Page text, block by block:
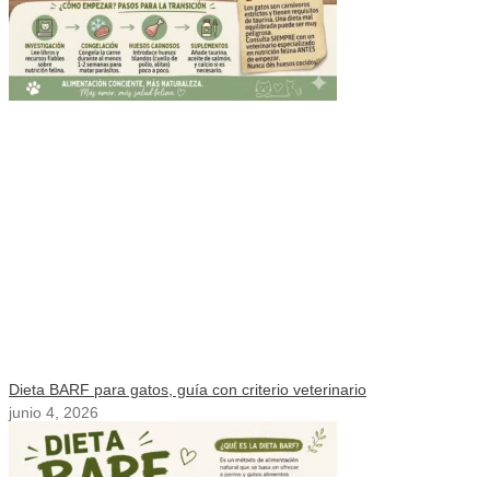
Dieta BARF para gatos, guía con criterio veterinario
junio 4, 2026